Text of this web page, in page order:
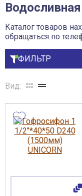
Баки и емкости
Детали
Запорная и
Инструмент
Контрольно-
Крепеж
Насосное
Отопительное
Радиаторы,
Сантехника
Сварочное
Система
Система
Трубная
О компании
Оплата
Доставка
Возврат товара
Контакты
Каталог товаров
обращаться по
ФИЛЬТР
Бренд
Класс герметичности
Максимальная
Гарантия
Диаметр
Вид: